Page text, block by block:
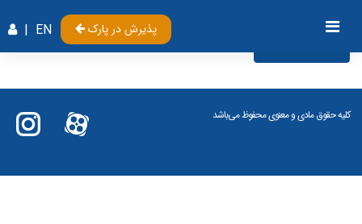
EN
| پذیرش در پارک
کلیه حقوق مادی و معنوی محفوظ می‌باشد